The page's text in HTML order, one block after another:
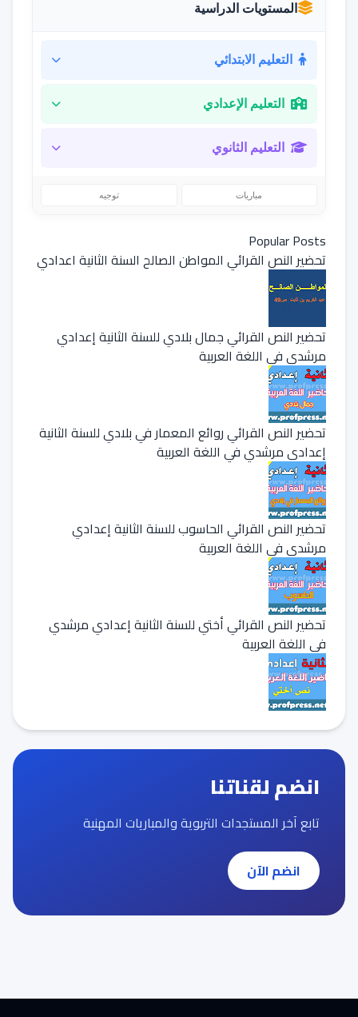
المستويات الدراسية
التعليم الابتدائي
التعليم الإعدادي
التعليم الثانوي
مباريات توجيه
Popular Posts
تحضير النص القرائي المواطن الصالح السنة الثانية اعدادي
تحضير النص القرائي جمال بلادي للسنة الثانية إعدادي
مرشدي في اللغة العربية
تحضير النص القرائي روائع المعمار في بلادي للسنة الثانية
إعدادي مرشدي في اللغة العربية
تحضير النص القرائي الحاسوب للسنة الثانية إعدادي
مرشدي في اللغة العربية
تحضير النص القرائي أختي للسنة الثانية إعدادي مرشدي
في اللغة العربية
انضم لقناتنا
تابع آخر المستجدات التربوية والمباريات المهنية
انضم الآن